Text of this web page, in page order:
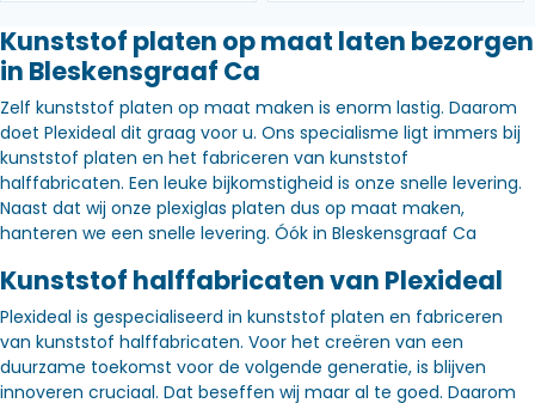
Kunststof platen op maat laten bezorgen
in Bleskensgraaf Ca
Zelf kunststof platen op maat maken is enorm lastig. Daarom
doet Plexideal dit graag voor u. Ons specialisme ligt immers bij
kunststof platen en het fabriceren van kunststof
halffabricaten. Een leuke bijkomstigheid is onze snelle levering.
Naast dat wij onze plexiglas platen dus op maat maken,
hanteren we een snelle levering. Óók in Bleskensgraaf Ca
Kunststof halffabricaten van Plexideal
Plexideal is gespecialiseerd in kunststof platen en fabriceren
van kunststof halffabricaten. Voor het creëren van een
duurzame toekomst voor de volgende generatie, is blijven
innoveren cruciaal. Dat beseffen wij maar al te goed. Daarom